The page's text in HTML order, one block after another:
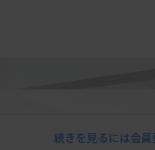
続きを見るには会員